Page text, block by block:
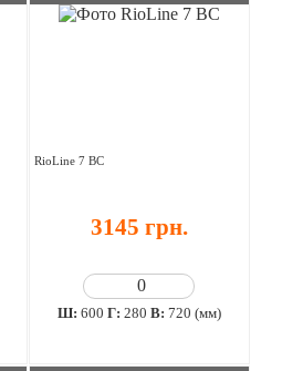
RioLine 7 ВС
3145 грн.
Ш: 600 Г: 280 В: 720 (мм)